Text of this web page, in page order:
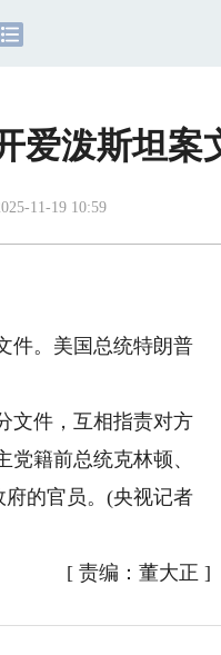
爱泼斯坦案
11-19 10:59
。美国总统特朗普
件，互相指责对方
籍前总统克林顿、
府的官员。(央视记者
[ 责编：董大正 ]